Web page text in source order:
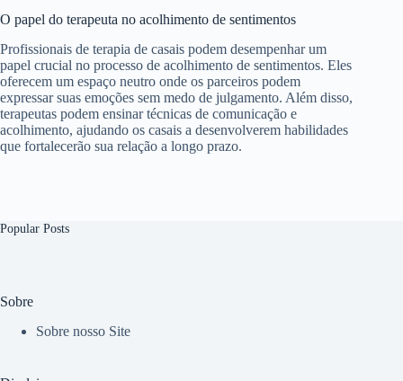
O papel do terapeuta no acolhimento de sentimentos
Profissionais de terapia de casais podem desempenhar um
papel crucial no processo de acolhimento de sentimentos. Eles
oferecem um espaço neutro onde os parceiros podem
expressar suas emoções sem medo de julgamento. Além disso,
terapeutas podem ensinar técnicas de comunicação e
acolhimento, ajudando os casais a desenvolverem habilidades
que fortalecerão sua relação a longo prazo.
Popular Posts
Sobre
Sobre nosso Site